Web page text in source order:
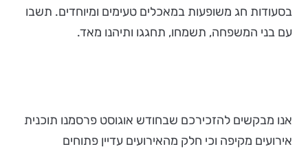
בסעודות חג משופעות במאכלים טעימים ומיוחדים. תשבו
עם בני המשפחה, תשמחו, תחגגו ותיהנו מאד.
אנו מבקשים להזכירכם שבחודש אוגוסט פרסמנו תוכנית
אירועים מקיפה וכי חלק מהאירועים עדיין פתוחים